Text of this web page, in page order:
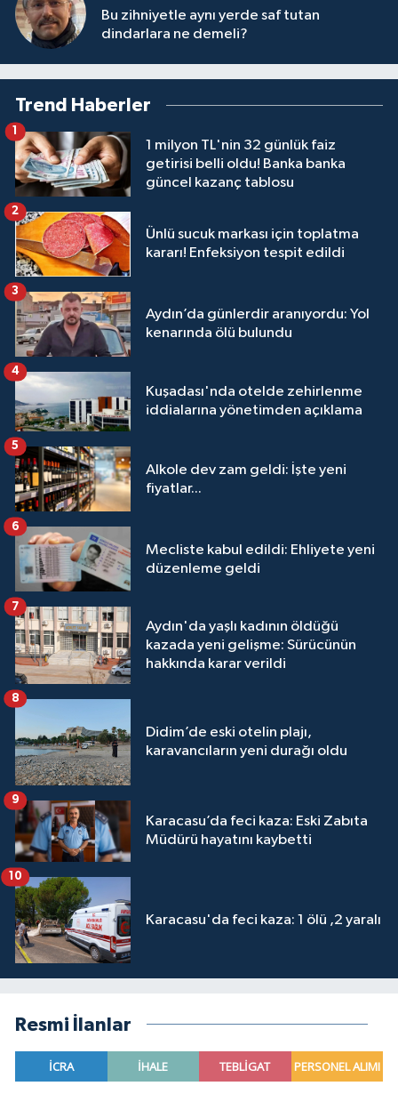
Bu zihniyetle aynı yerde saf tutan
dindarlara ne demeli?
Trend Haberler
1 milyon TL'nin 32 günlük faiz
getirisi belli oldu! Banka banka
güncel kazanç tablosu
1
Ünlü sucuk markası için toplatma
kararı! Enfeksiyon tespit edildi
2
Aydın’da günlerdir aranıyordu: Yol
kenarında ölü bulundu
3
Kuşadası'nda otelde zehirlenme
iddialarına yönetimden açıklama
4
Alkole dev zam geldi: İşte yeni
fiyatlar...
5
Mecliste kabul edildi: Ehliyete yeni
düzenleme geldi
6
Aydın'da yaşlı kadının öldüğü
kazada yeni gelişme: Sürücünün
hakkında karar verildi
7
Didim’de eski otelin plajı,
karavancıların yeni durağı oldu
8
Karacasu’da feci kaza: Eski Zabıta
Müdürü hayatını kaybetti
9
Karacasu'da feci kaza: 1 ölü ,2 yaralı
10
Resmi İlanlar